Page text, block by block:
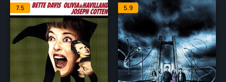
7.5 5.9